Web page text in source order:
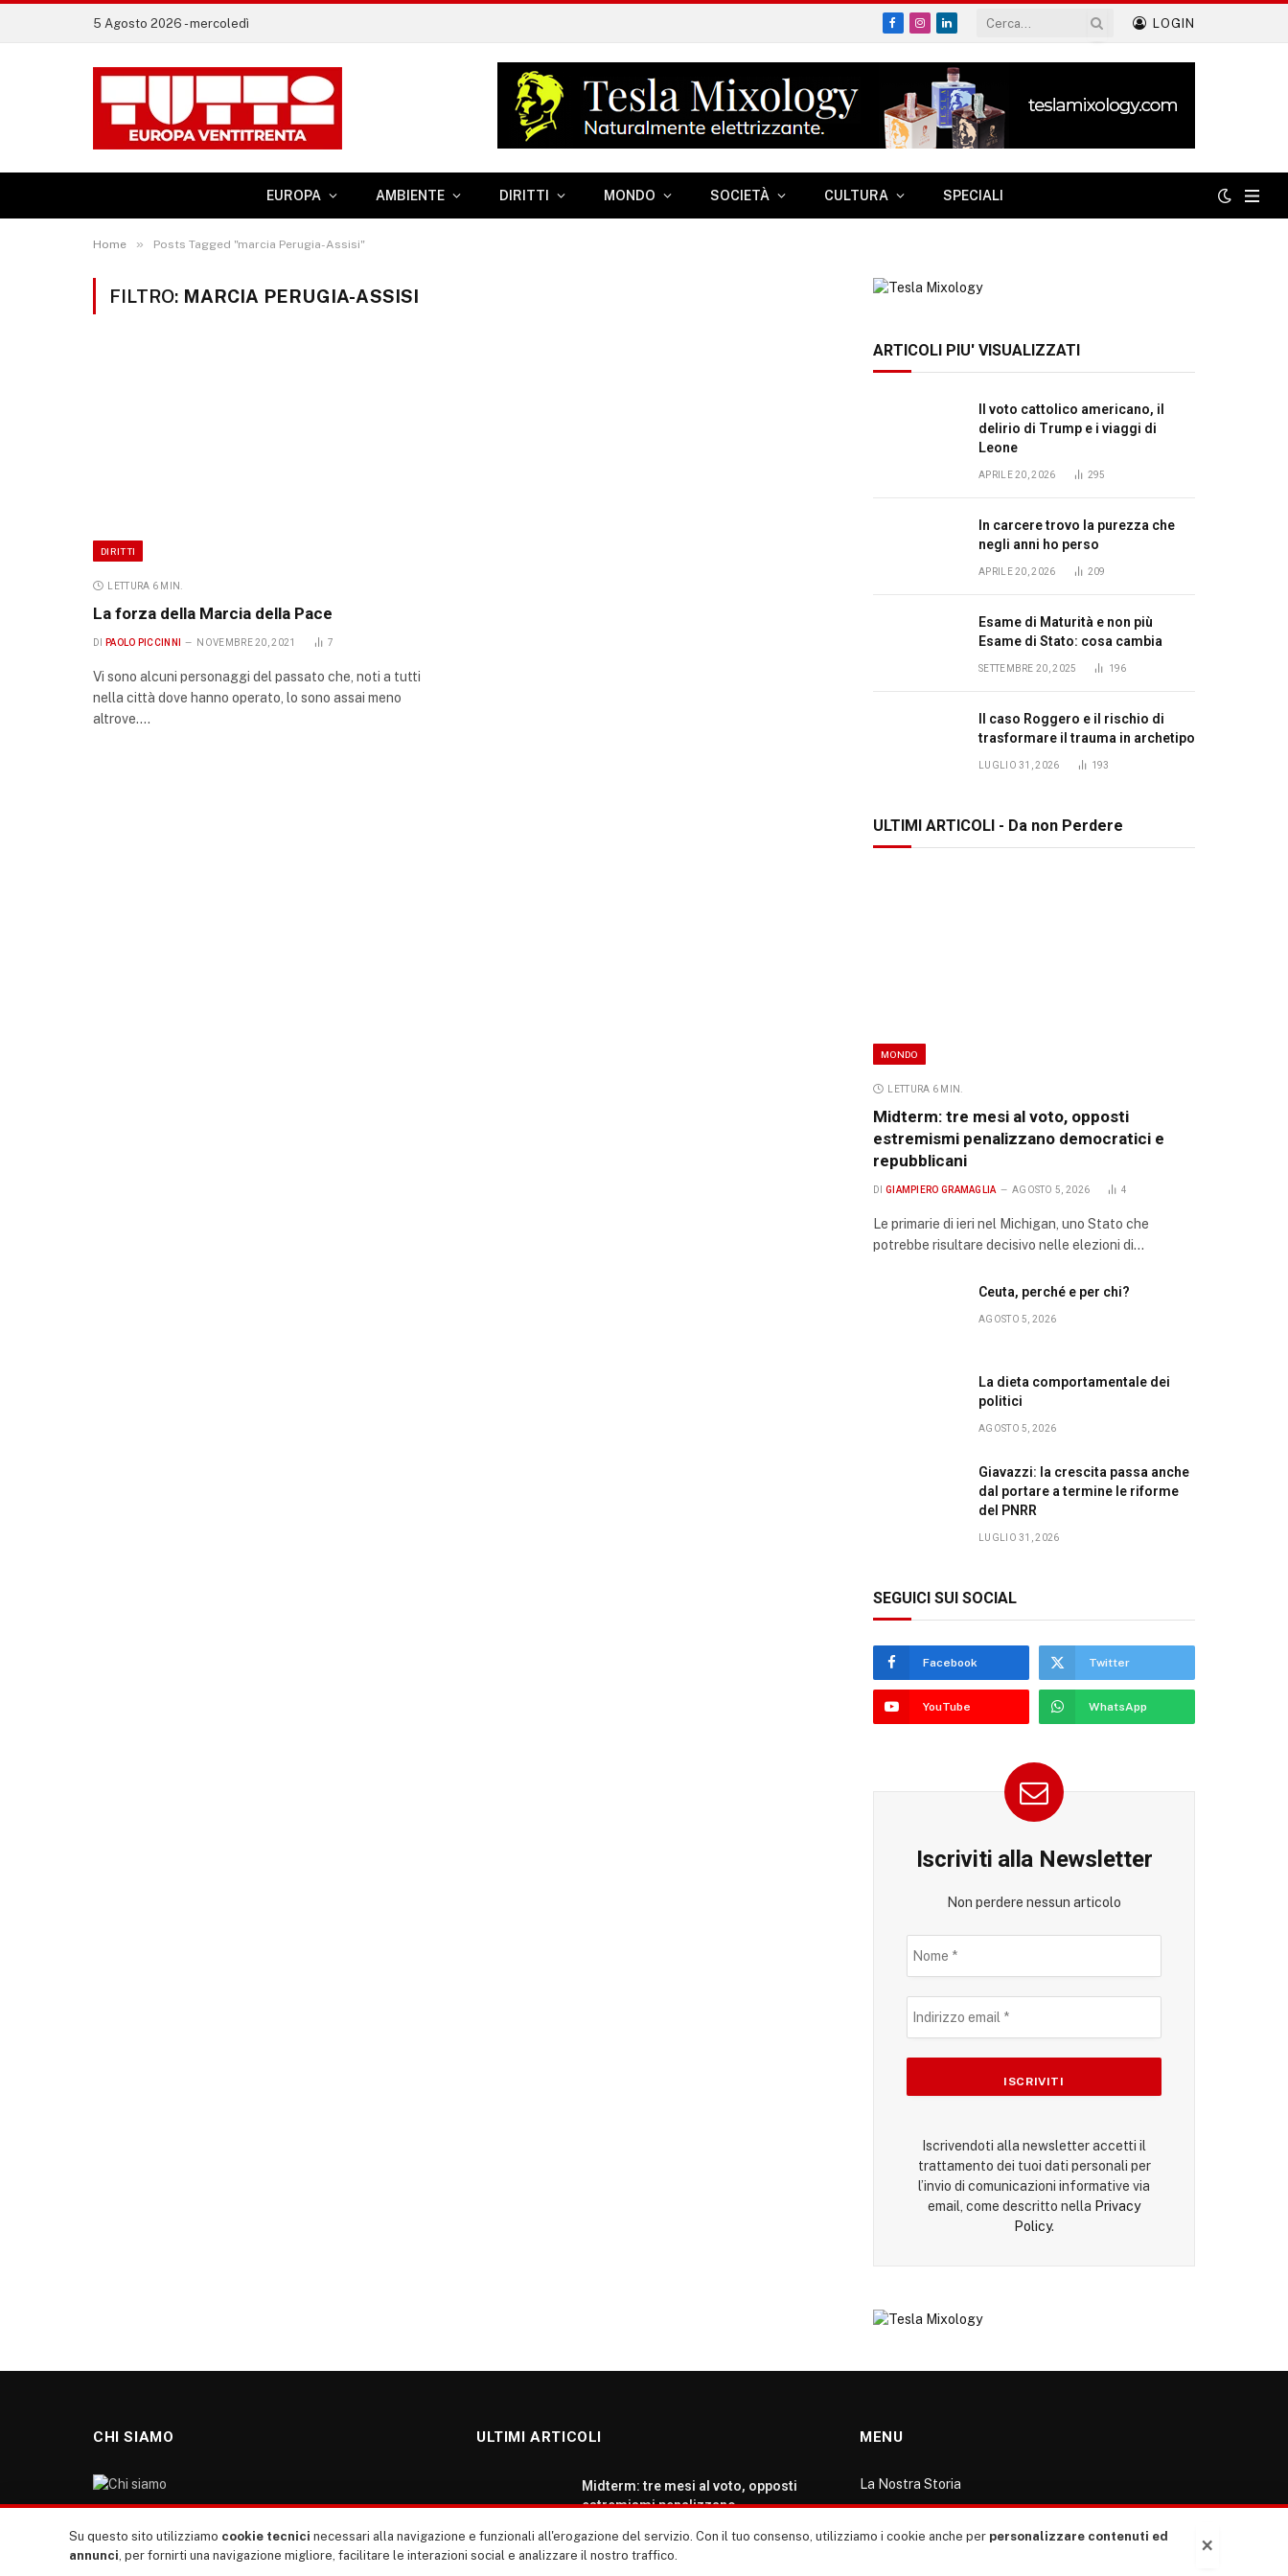
5 Agosto 2026 - mercoledì
Facebook
Instagram
LinkedIn
LOGIN
EUROPA AMBIENTE DIRITTI MONDO SOCIETÀ CULTURA SPECIALI
Home » Posts Tagged "marcia Perugia-Assisi"
FILTRO: MARCIA PERUGIA-ASSISI
DIRITTI
LETTURA 6 MIN.
La forza della Marcia della Pace
DI PAOLO PICCINNI NOVEMBRE 20, 2021 7
Vi sono alcuni personaggi del passato che, noti a tutti
nella città dove hanno operato, lo sono assai meno
altrove.…
ARTICOLI PIU' VISUALIZZATI
Il voto cattolico americano, il
delirio di Trump e i viaggi di
Leone
APRILE 20, 2026 295
In carcere trovo la purezza che
negli anni ho perso
APRILE 20, 2026 209
Esame di Maturità e non più
Esame di Stato: cosa cambia
SETTEMBRE 20, 2025 196
Il caso Roggero e il rischio di
trasformare il trauma in archetipo
LUGLIO 31, 2026 193
ULTIMI ARTICOLI - Da non Perdere
MONDO
LETTURA 6 MIN.
Midterm: tre mesi al voto, opposti
estremismi penalizzano democratici e
repubblicani
DI GIAMPIERO GRAMAGLIA AGOSTO 5, 2026 4
Le primarie di ieri nel Michigan, uno Stato che
potrebbe risultare decisivo nelle elezioni di…
Ceuta, perché e per chi?
AGOSTO 5, 2026
La dieta comportamentale dei
politici
AGOSTO 5, 2026
Giavazzi: la crescita passa anche
dal portare a termine le riforme
del PNRR
LUGLIO 31, 2026
SEGUICI SUI SOCIAL
Facebook Twitter
YouTube WhatsApp
Iscriviti alla Newsletter
Non perdere nessun articolo
Iscrivendoti alla newsletter accetti il
trattamento dei tuoi dati personali per
l’invio di comunicazioni informative via
email, come descritto nella Privacy
Policy.
CHI SIAMO
nostro sito giornale è l’erede di “TUTTI”: giornale
ULTIMI ARTICOLI
Midterm: tre mesi al voto, opposti
estremismi penalizzano
AGOSTO 5, 2026
MENU
La Nostra Storia
ventitrenta
×
Su questo sito utilizziamo cookie tecnici necessari alla navigazione e funzionali all'erogazione del servizio. Con il tuo consenso, utilizziamo i cookie anche per personalizzare contenuti ed
annunci, per fornirti una navigazione migliore, facilitare le interazioni social e analizzare il nostro traffico.